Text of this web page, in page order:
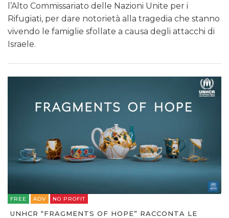
l’Alto Commissariato delle Nazioni Unite per i
Rifugiati, per dare notorietà alla tragedia che stanno
vivendo le famiglie sfollate a causa degli attacchi di
Israele.
FREE ADV NO PROFIT
UNHCR “FRAGMENTS OF HOPE” RACCONTA LE